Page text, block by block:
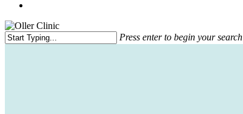
Press enter to begin your search